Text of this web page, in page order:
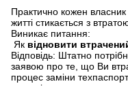
Практично кожен
житті стикається з
Виникає питання:
Як відновити
Відповідь: Штатно
заявою про те, що Ви
процес заміни